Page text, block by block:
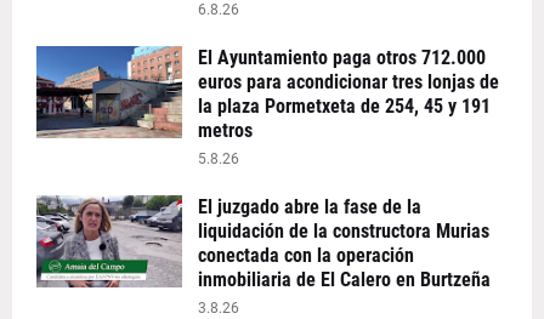
6.8.26
El Ayuntamiento paga otros 712.000
euros para acondicionar tres lonjas de
la plaza Pormetxeta de 254, 45 y 191
metros
5.8.26
El juzgado abre la fase de la
liquidación de la constructora Murias
conectada con la operación
inmobiliaria de El Calero en Burtzeña
3.8.26